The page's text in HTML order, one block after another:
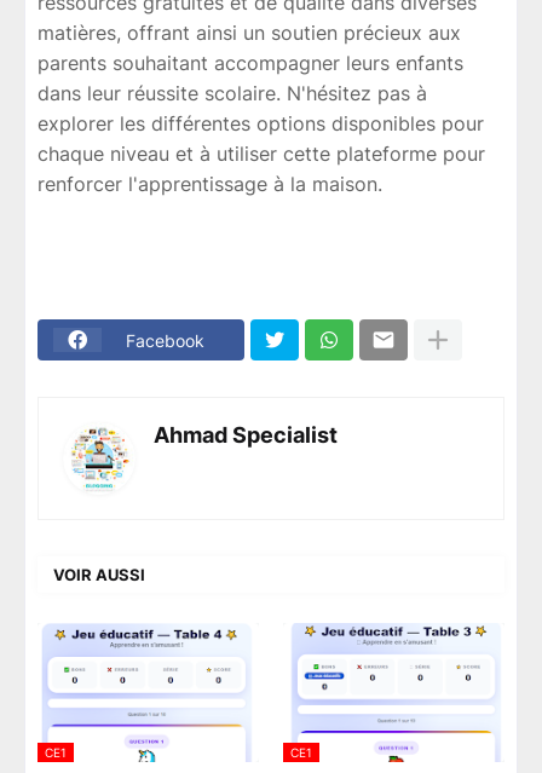
matières, offrant ainsi un soutien précieux aux
parents souhaitant accompagner leurs enfants
dans leur réussite scolaire. N'hésitez pas à
explorer les différentes options disponibles pour
chaque niveau et à utiliser cette plateforme pour
renforcer l'apprentissage à la maison.
Facebook
Ahmad Specialist
VOIR AUSSI
CE1 CE1